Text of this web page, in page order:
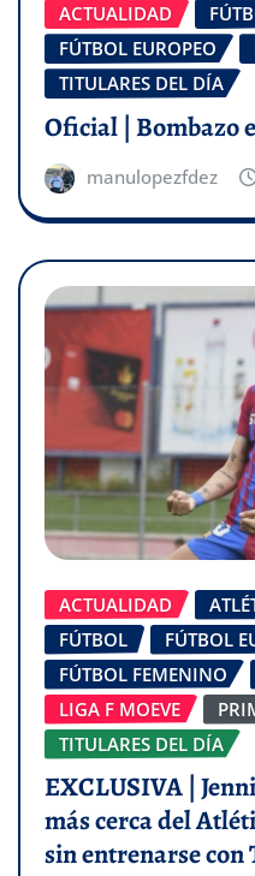
ACTUALIDAD
FÚTBOL EUROPEO
TITULARES DEL DÍA
Oficial | Bombazo
manulopezfdez
ACTUALIDAD
FÚTBOL
FÚTBOL
FÚTBOL FEMENINO
LIGA F MOEVE
TITULARES DEL DÍA
EXCLUSIVA |
más cerca del
sin entrenarse